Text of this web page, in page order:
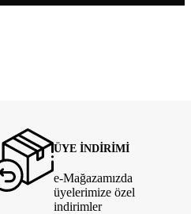
ÜYE İNDİRİMİ
e-Mağazamızda
üyelerimize özel
indirimler